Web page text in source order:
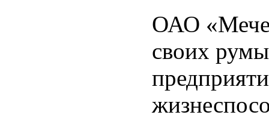
ОАО
своих